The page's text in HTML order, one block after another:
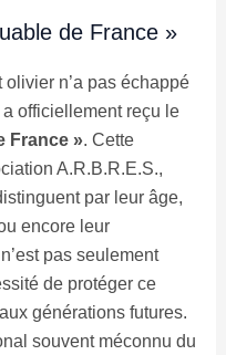
de France »
n’a pas échappé
officiellement reçu le
France ». Cette
A.R.B.R.E.S.,
par leur âge,
encore leur
pas seulement
de protéger ce
générations futures.
souvent méconnu du